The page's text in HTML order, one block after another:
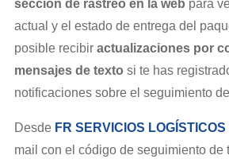
sección de rastreo en la web para
actual y el estado de entrega del
posible recibir actualizaciones por
mensajes de texto si te has
notificaciones sobre el seguimiento
DesdeFR SERVICIOS LOGÍSTICOS
mail con el código de seguimiento de